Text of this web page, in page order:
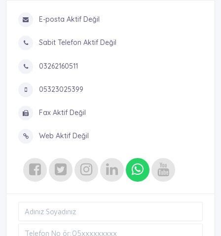
E-posta Aktif Değil
Sabit Telefon Aktif Değil
03262160511
05323025399
Fax Aktif Değil
Web Aktif Değil